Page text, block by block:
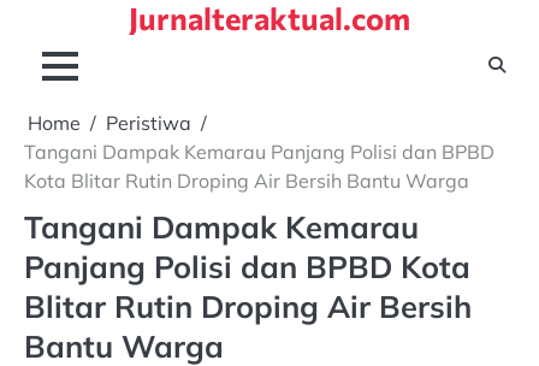
content
Jurnalteraktual.com
Home
Peristiwa
Tangani Dampak Kemarau Panjang Polisi dan BPBD
Kota Blitar Rutin Droping Air Bersih Bantu Warga
Tangani Dampak Kemarau
Panjang Polisi dan BPBD Kota
Blitar Rutin Droping Air Bersih
Bantu Warga